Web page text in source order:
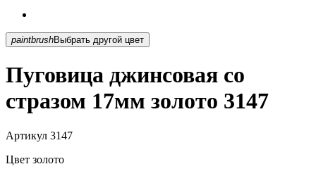
paintbrush Выбрать другой цвет
Пуговица джинсовая со
стразом 17мм золото 3147
Артикул 3147
Цвет золото